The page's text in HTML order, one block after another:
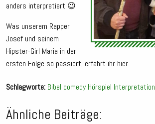
anders interpretiert 😉
Was unserem Rapper
Josef und seinem
Hipster-Girl Maria in der
ersten Folge so passiert, erfahrt ihr hier.
Schlagworte: Bibel comedy Hörspiel Interpretation
Ähnliche Beiträge: